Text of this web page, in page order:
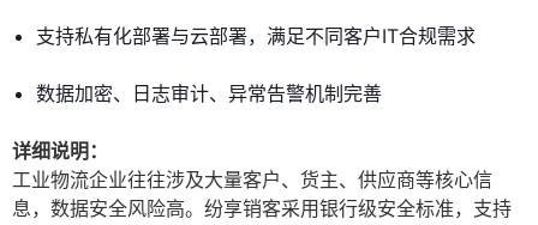
支持私有化部署与云部署，满足不同客户IT合规需求
数据加密、日志审计、异常告警机制完善
详细说明：
工业物流企业往往涉及大量客户、货主、供应商等核心信
息，数据安全风险高。纷享销客采用银行级安全标准，支持